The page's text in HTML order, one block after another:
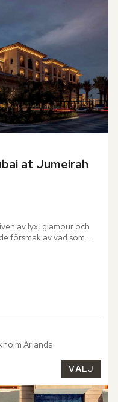
at Jumeirah
av lyx, glamour och
försmak av vad som
Dubai at
Arlanda
VÄLJ